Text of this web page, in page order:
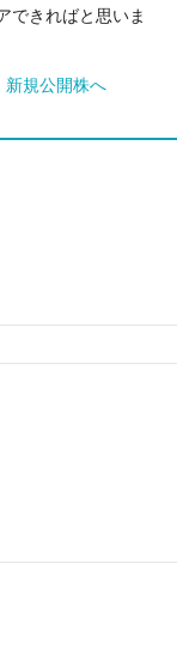
できればと思いま